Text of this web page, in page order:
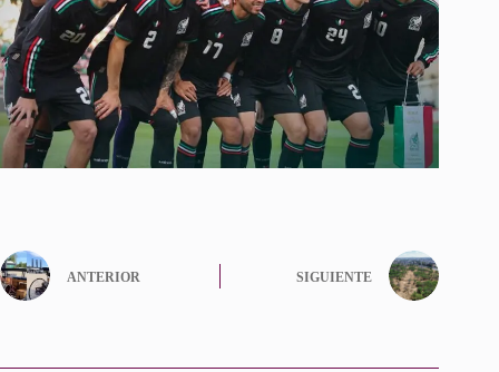
ANTERIOR SIGUIENTE